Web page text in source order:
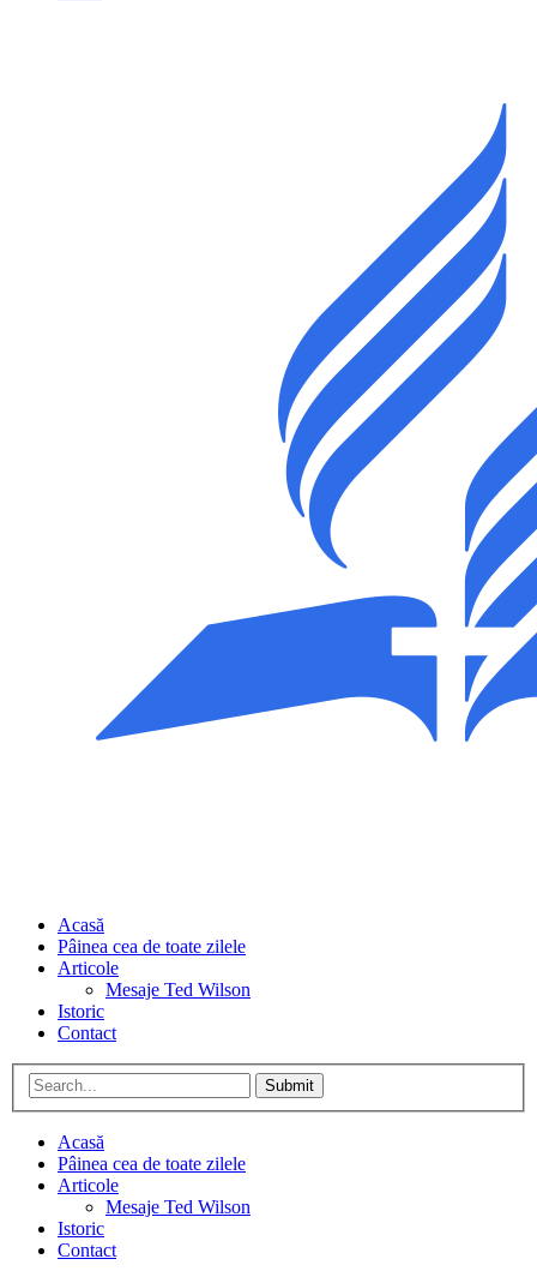
Acasă
Pâinea cea de toate zilele
Articole
Mesaje Ted Wilson
Istoric
Contact
Submit
Acasă
Pâinea cea de toate zilele
Articole
Mesaje Ted Wilson
Istoric
Contact